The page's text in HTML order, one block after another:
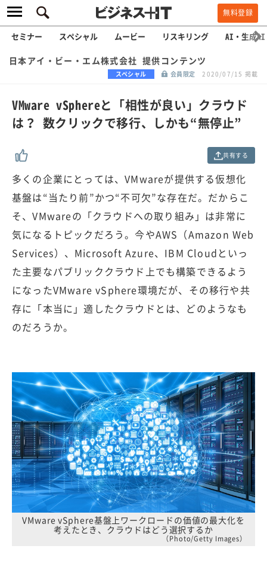
無料登録
セミナー スペシャル ムービー リスキリング AI・生成AI
日本アイ・ビー・エム株式会社 提供コンテンツ
スペシャル 会員限定 2020/07/15 掲載
VMware vSphereと「相性が良い」クラウド
は？ 数クリックで移行、しかも“無停止”
共有する
多くの企業にとっては、VMwareが提供する仮想化
基盤は“当たり前”かつ“不可欠”な存在だ。だからこ
そ、VMwareの「クラウドへの取り組み」は非常に
気になるトピックだろう。今やAWS（Amazon Web
Services）、Microsoft Azure、IBM Cloudといっ
た主要なパブリッククラウド上でも構築できるよう
になったVMware vSphere環境だが、その移行や共
存に「本当に」適したクラウドとは、どのようなも
のだろうか。
VMware vSphere基盤上ワークロードの価値の最大化を
考えたとき、クラウドはどう選択するか
（Photo/Getty Images）